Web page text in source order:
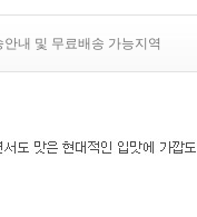
안내 및 무료배송 가능지역